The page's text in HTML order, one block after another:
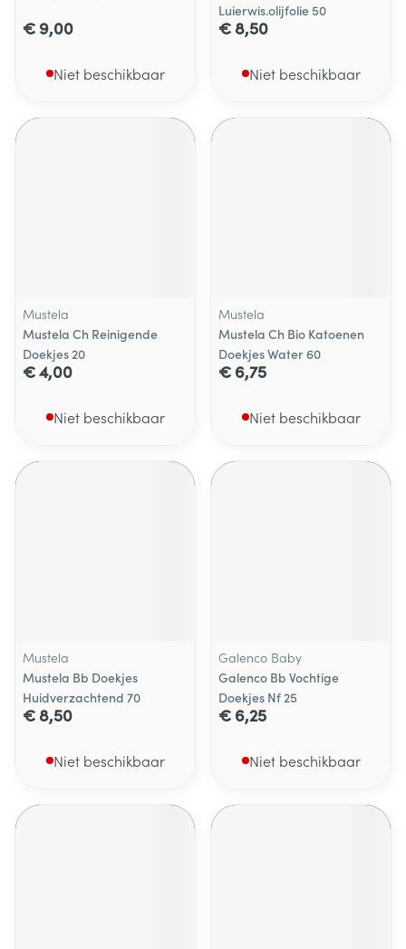
€ 9,00
Niet beschikbaar
Luierwis.olijfolie 50
€ 8,50
Niet beschikbaar
Mustela
Mustela Ch Reinigende
Doekjes 20
€ 4,00
Niet beschikbaar
Mustela
Mustela Ch Bio Katoenen
Doekjes Water 60
€ 6,75
Niet beschikbaar
Mustela
Mustela Bb Doekjes
Huidverzachtend 70
€ 8,50
Niet beschikbaar
Galenco Baby
Galenco Bb Vochtige
Doekjes Nf 25
€ 6,25
Niet beschikbaar